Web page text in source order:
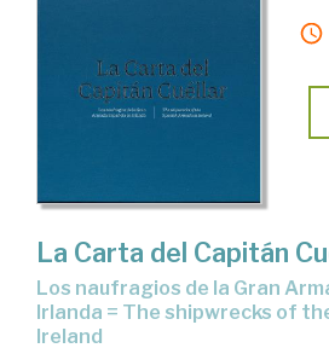
La Carta del Capitán
Los naufragios de la Gran Armada Española en
Irlanda = The shipwrecks of
Ireland